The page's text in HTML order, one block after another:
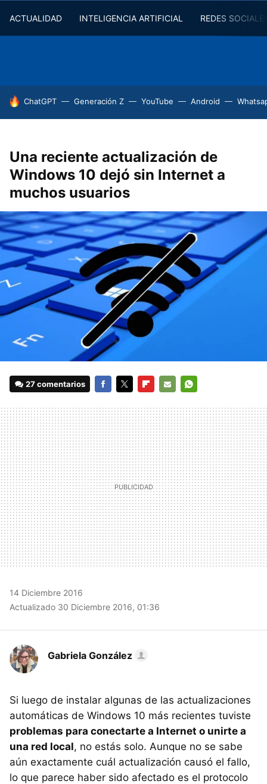
ACTUALIDAD INTELIGENCIA ARTIFICIAL REDES
HOY SE HABLA DE
ChatGPT Generación Z YouTube Android
Una reciente actualización de
Windows 10 dejó sin Internet a
muchos usuarios
27 comentarios
MAIL
14 Diciembre 2016
Actualizado 30 Diciembre 2016, 01:36
Gabriela González
Si luego de instalar algunas de las actualizaciones
automáticas de Windows 10 más recientes tuviste
problemas para conectarte a Internet o unirte a
una red local, no estás solo. Aunque no se sabe
aún exactamente cuál actualización causó el fallo,
lo que parece haber sido afectado es el protocolo